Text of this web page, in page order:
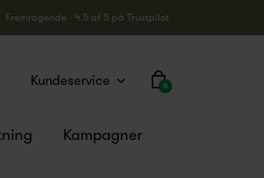
Fremragende · 4.5 af 5 på Trustpilot
0
Kundeservice
Kampagner